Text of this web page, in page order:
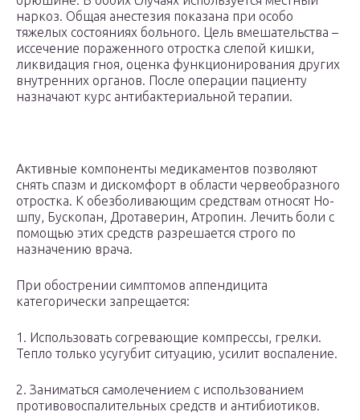
наркоз. Общая анестезия показана при особо
тяжелых состояниях больного. Цель вмешательства –
иссечение пораженного отростка слепой кишки,
ликвидация гноя, оценка функционирования других
внутренних органов. После операции пациенту
назначают курс антибактериальной терапии.
Активные компоненты медикаментов позволяют
снять спазм и дискомфорт в области червеобразного
отростка. К обезболивающим средствам относят Но-
шпу, Бускопан, Дротаверин, Атропин. Лечить боли с
помощью этих средств разрешается строго по
назначению врача.
При обострении симптомов аппендицита
категорически запрещается:
1. Использовать согревающие компрессы, грелки.
Тепло только усугубит ситуацию, усилит воспаление.
2. Заниматься самолечением с использованием
противовоспалительных средств и антибиотиков.